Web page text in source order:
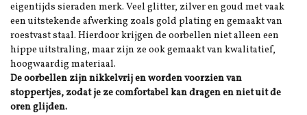
eigentijds sieraden merk. Veel glitter, zilver en goud met vaak
een uitstekende afwerking zoals gold plating en gemaakt van
roestvast staal. Hierdoor krijgen de oorbellen niet alleen een
hippe uitstraling, maar zijn ze ook gemaakt van kwalitatief,
hoogwaardig materiaal.
De oorbellen zijn nikkelvrij en worden voorzien van
stoppertjes, zodat je ze comfortabel kan dragen en niet uit de
oren glijden.